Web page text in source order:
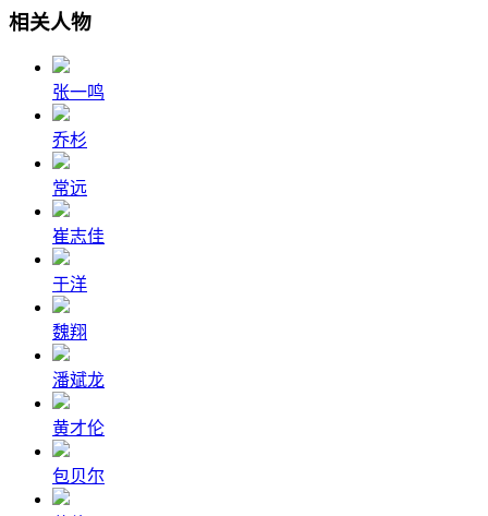
相关人物
张一鸣
乔杉
常远
崔志佳
于洋
魏翔
潘斌龙
黄才伦
包贝尔